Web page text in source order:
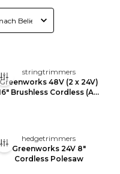
stringtrimmers
Greenworks 48V (2 x 24V)
Brushless Cordless (A...
hedgetrimmers
Greenworks 24V 8"
Cordless Polesaw